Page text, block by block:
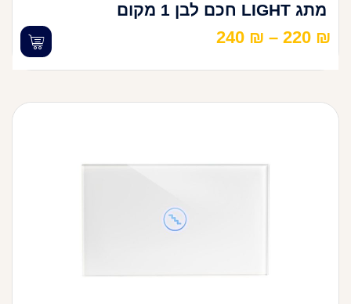
מתג LIGHT חכם לבן 1 מקום
220 ₪
–
240 ₪